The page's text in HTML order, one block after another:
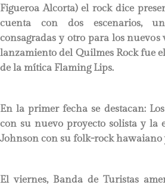
Figueroa Alcorta) el rock dice
cuenta con dos escenarios,
consagradas y otro para los nuevos
lanzamiento del Quilmes Rock fue
de la mítica Flaming Lips.
En la primer fecha se destacan:
con su nuevo proyecto solista y la
Johnson con su folk-rock hawaiano
El viernes, Banda de Turistas